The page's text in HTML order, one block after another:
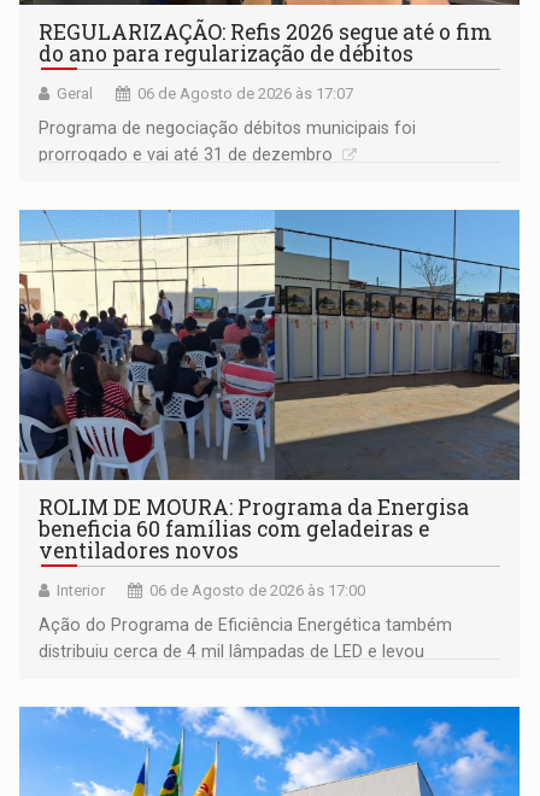
REGULARIZAÇÃO: Refis 2026 segue até o fim
do ano para regularização de débitos
Geral 06 de Agosto de 2026 às 17:07
Programa de negociação débitos municipais foi
prorrogado e vai até 31 de dezembro
ROLIM DE MOURA: Programa da Energisa
beneficia 60 famílias com geladeiras e
ventiladores novos
Interior 06 de Agosto de 2026 às 17:00
Ação do Programa de Eficiência Energética também
distribuiu cerca de 4 mil lâmpadas de LED e levou
comunidade